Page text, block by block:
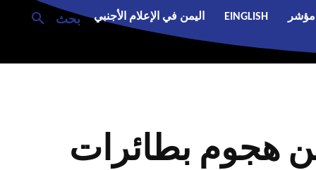
بحث مؤشر EINGLISH اليمن في الإعلام الأجنبي
عن هجوم بطائرات